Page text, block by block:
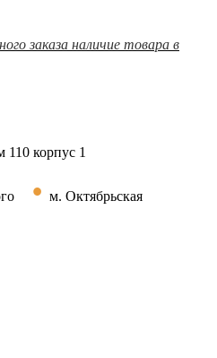
заказа наличие товара в
корпус 1
• м. Октябрьская